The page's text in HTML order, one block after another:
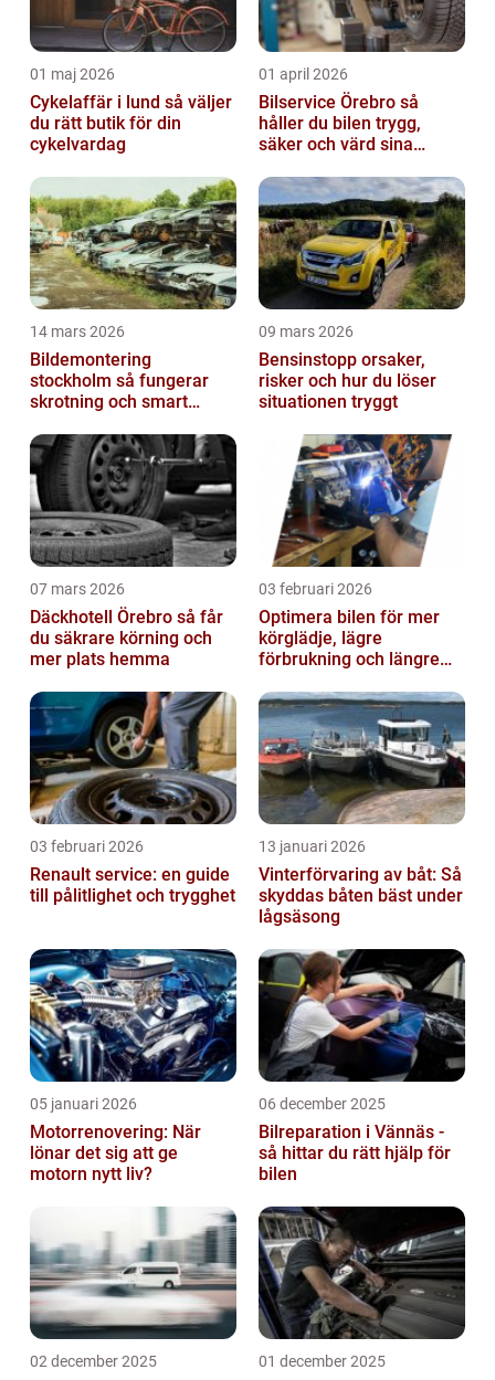
01 maj 2026
Cykelaffär i lund så väljer
du rätt butik för din
cykelvardag
01 april 2026
Bilservice Örebro så
håller du bilen trygg,
säker och värd sina
14 mars 2026
Bildemontering
stockholm så fungerar
skrotning och smart
bildelar
09 mars 2026
Bensinstopp orsaker,
risker och hur du löser
situationen tryggt
07 mars 2026
Däckhotell Örebro så får
du säkrare körning och
mer plats hemma
03 februari 2026
Optimera bilen för mer
körglädje, lägre
förbrukning och längre
03 februari 2026
Renault service: en guide
till pålitlighet och trygghet
13 januari 2026
Vinterförvaring av båt: Så
skyddas båten bäst under
lågsäsong
05 januari 2026
Motorrenovering: När
lönar det sig att ge
motorn nytt liv?
06 december 2025
Bilreparation i Vännäs -
så hittar du rätt hjälp för
bilen
02 december 2025 01 december 2025